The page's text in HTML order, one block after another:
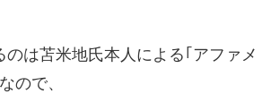
のは苫米地氏本人による｢アファメ
ので、